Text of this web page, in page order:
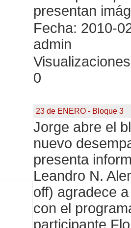
presentan
Fecha: 2010-
admin
0
23 de ENERO - Bloque 3
Jorge abre el
nuevo
presenta
Leandro N.
off) agradece
con el
participante